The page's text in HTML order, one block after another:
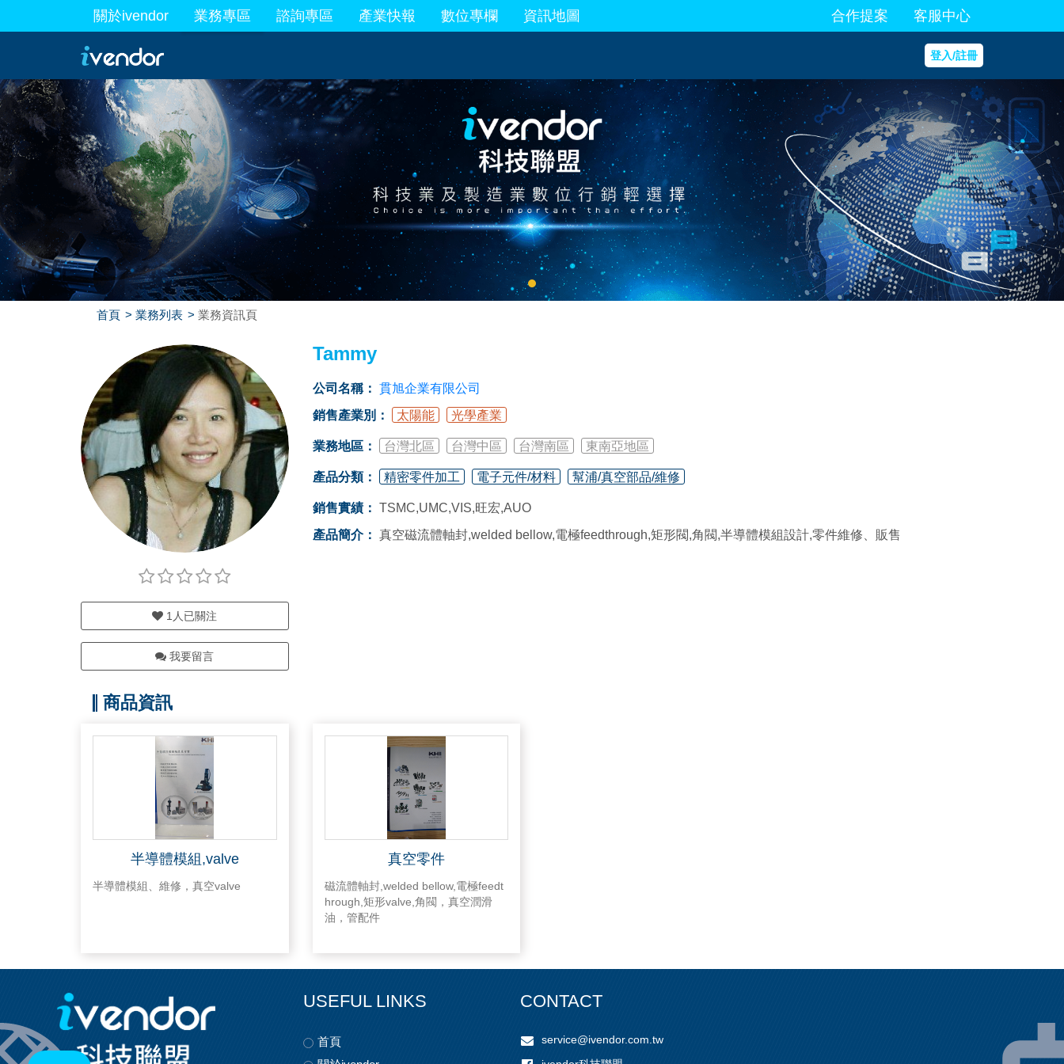
關於ivendor 業務專區
最新業務 諮詢專區 產業快報 數位專欄 資訊地圖 合作提案 客服中心
登入/註冊
首頁 業務列表 業務資訊頁
1 人已關注
我要留言
Tammy
公司名稱： 貫旭企業有限公司
銷售產業別：
太陽能 光學產業
業務地區： 台灣北區 台灣中區 台灣南區 東南亞地區
產品分類： 精密零件加工 電子元件/材料 幫浦/真空部品/維修
銷售實績： TSMC,UMC,VIS,旺宏,AUO
產品簡介： 真空磁流體軸封,welded bellow,電極feedthrough,矩形閥,角閥,半導體模組設計,零件維修、販售
商品資訊
半導體模組,valve
半導體模組、維修，真空valve
真空零件
磁流體軸封,welded bellow,電極feedt
hrough,矩形valve,角閥，真空潤滑
油，管配件
USEFUL LINKS
首頁
CONTACT
service@ivendor.com.tw